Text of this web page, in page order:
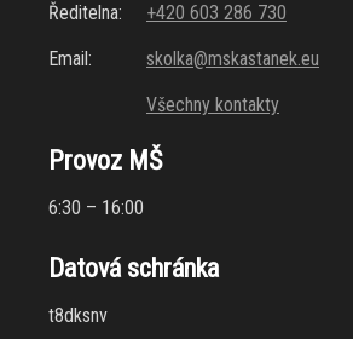
Ředitelna:
+420 603 286 730
Email:
skolka@mskastanek.eu
Všechny kontakty
Provoz MŠ
6:30 – 16:00
Datová schránka
t8dksnv